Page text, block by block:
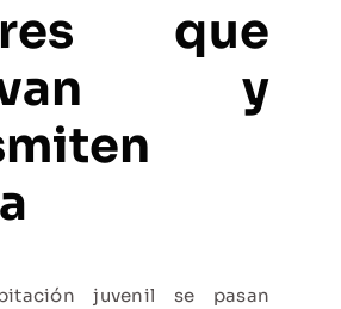
que
y
juvenil se pasan